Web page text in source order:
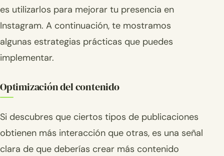
es utilizarlos para mejorar tu presencia en
Instagram. A continuación, te mostramos
algunas estrategias prácticas que puedes
implementar.
Optimización del contenido
Si descubres que ciertos tipos de publicaciones
obtienen más interacción que otras, es una señal
clara de que deberías crear más contenido